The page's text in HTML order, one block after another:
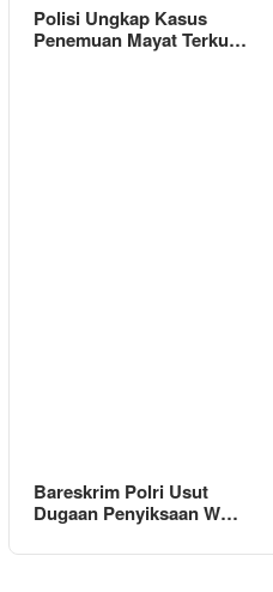
Polisi Ungkap Kasus
Penemuan Mayat Terku…
Bareskrim Polri Usut
Dugaan Penyiksaan W…